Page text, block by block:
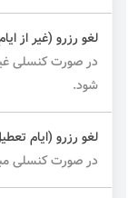
لغو رزرو (غیر از
شود.
لغو رزرو (ایام
در صورت کنسلی